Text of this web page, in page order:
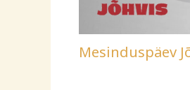
Mesinduspäev